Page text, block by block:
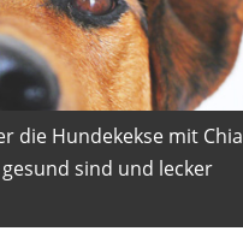
die Hundekekse mit Chia
sind und lecker